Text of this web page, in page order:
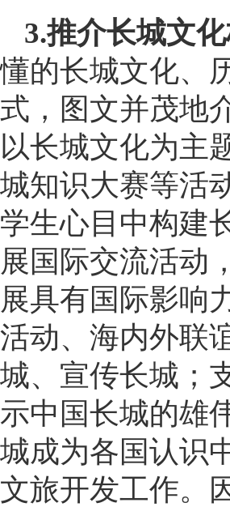
3.推介长城文化
懂的长城文化、
式，图文并茂地
以长城文化为主
城知识大赛等活
学生心目中构建
展国际交流活动
展具有国际影响
活动、海内外联
城、宣传长城；
示中国长城的雄
城成为各国认识
文旅开发工作。